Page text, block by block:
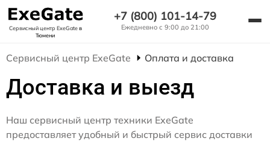
Сервисный центр ExeGateв
Тюмени
+7 (800) 101-14-79
Ежедневно с 9:00 до 21:00
Сервисный центр ExeGate Оплата и доставка
Доставка и выезд
Наш сервисный центр техники ExeGate
предоставляет удобный и быстрый сервис доставки